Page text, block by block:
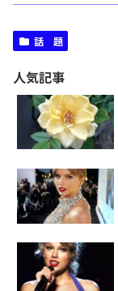
話 題
人気記事